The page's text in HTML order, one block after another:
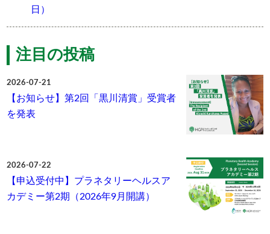
日）
注目の投稿
2026-07-21
【お知らせ】第2回「黒川清賞」受賞者
を発表
2026-07-22
【申込受付中】プラネタリーヘルスア
カデミー第2期（2026年9月開講）